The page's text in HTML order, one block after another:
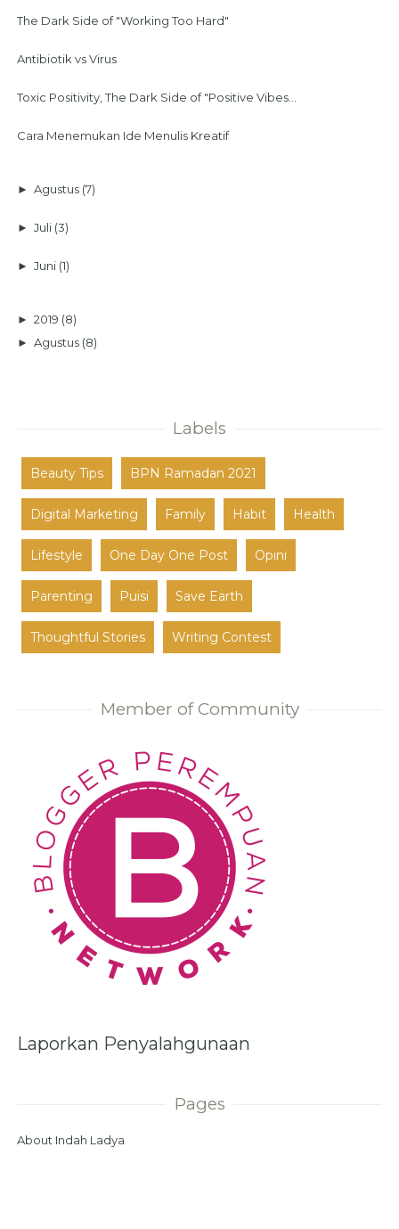
The Dark Side of "Working Too Hard"
Antibiotik vs Virus
Toxic Positivity, The Dark Side of "Positive Vibes...
Cara Menemukan Ide Menulis Kreatif
►Agustus (7)
►Juli (3)
►Juni (1)
►2019 (8)
►Agustus (8)
Labels
Beauty Tips BPN Ramadan 2021
Digital Marketing Family Habit Health
Lifestyle One Day One Post Opini
Parenting Puisi Save Earth
Thoughtful Stories Writing Contest
Member of Community
Laporkan Penyalahgunaan
Pages
About Indah Ladya